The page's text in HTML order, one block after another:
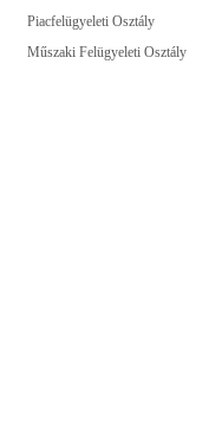
Piacfelügyeleti Osztály
Műszaki Felügyeleti Osztály